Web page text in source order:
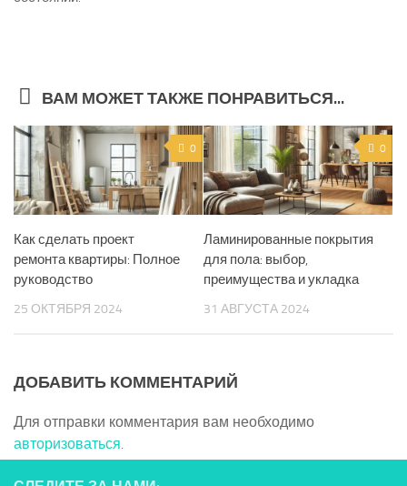
ВАМ МОЖЕТ ТАКЖЕ ПОНРАВИТЬСЯ...
0
Как сделать проект
ремонта квартиры: Полное
руководство
25 ОКТЯБРЯ 2024
0
Ламинированные покрытия
для пола: выбор,
преимущества и укладка
31 АВГУСТА 2024
ДОБАВИТЬ КОММЕНТАРИЙ
Для отправки комментария вам необходимо
авторизоваться.